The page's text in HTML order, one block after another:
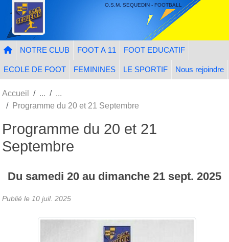
O.S.M. SEQUEDIN - FOOTBALL
NOTRE CLUB FOOT A 11 FOOT EDUCATIF
ECOLE DE FOOT FEMININES LE SPORTIF Nous rejoindre
Accueil
Programme du 20 et 21 Septembre
Programme du 20 et 21
Septembre
Du samedi 20 au dimanche 21 sept. 2025
Publié le 10 juil. 2025
Panneau de gestion des cookies